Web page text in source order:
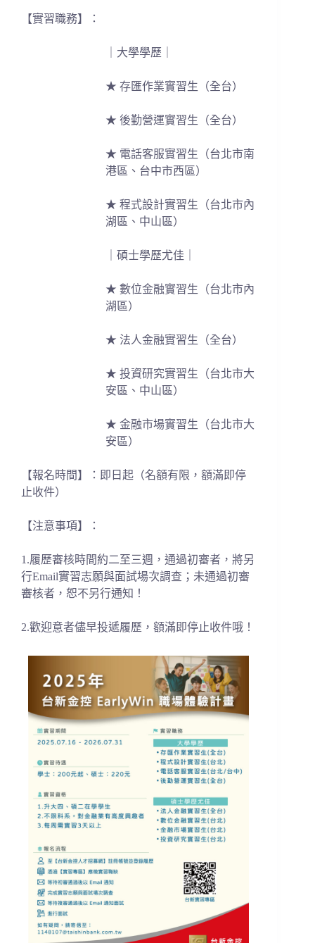
【實習職務】：
｜大學學歷｜
★ 存匯作業實習生（全台）
★ 後勤營運實習生（全台）
★ 電話客服實習生（台北市南
港區、台中市西區）
★ 程式設計實習生（台北市內
湖區、中山區）
｜碩士學歷尤佳｜
★ 數位金融實習生（台北市內
湖區）
★ 法人金融實習生（全台）
★ 投資研究實習生（台北市大
安區、中山區）
★ 金融市場實習生（台北市大
安區）
【報名時間】：即日起（名額有限，額滿即停
止收件）
【注意事項】：
1.履歷審核時間約二至三週，通過初審者，將另
行Email實習志願與面試場次調查；未通過初審
審核者，恕不另行通知！
2.歡迎意者儘早投遞履歷，額滿即停止收件哦！